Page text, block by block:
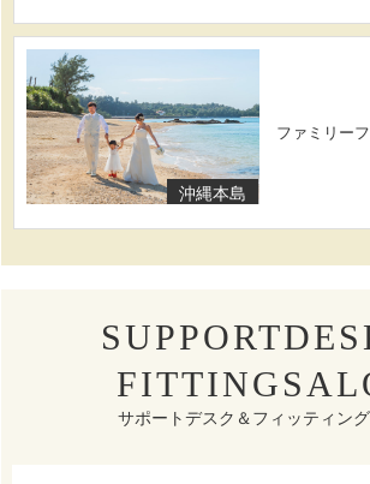
沖縄本島
ファミリー
サポートデスク＆フィッティン